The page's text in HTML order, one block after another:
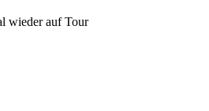
wieder auf Tour